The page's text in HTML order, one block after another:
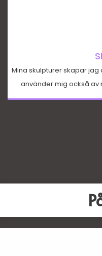
Mina skulpturer skapar
använder mig också av